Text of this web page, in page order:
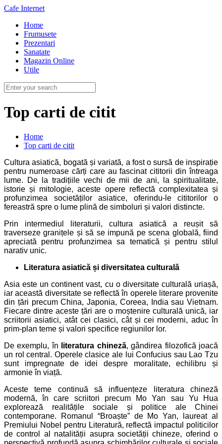
Cafe Internet
Home
Frumusete
Prezentari
Sanatate
Magazin Online
Utile
Top carti de citit
Home
Top carti de citit
Cultura asiatică, bogată și variată, a fost o sursă de inspirație
pentru numeroase cărți care au fascinat cititorii din întreaga
lume. De la tradițiile vechi de mii de ani, la spiritualitate,
istorie și mitologie, aceste opere reflectă complexitatea și
profunzimea societăților asiatice, oferindu-le cititorilor o
fereastră spre o lume plină de simboluri și valori distincte.
Prin intermediul literaturii, cultura asiatică a reușit să
traverseze granițele și să se impună pe scena globală, fiind
apreciată pentru profunzimea sa tematică și pentru stilul
narativ unic.
Literatura asiatică și diversitatea culturală
Asia este un continent vast, cu o diversitate culturală uriașă,
iar această diversitate se reflectă în operele literare provenite
din țări precum China, Japonia, Coreea, India sau Vietnam.
Fiecare dintre aceste țări are o moștenire culturală unică, iar
scriitorii asiatici, atât cei clasici, cât și cei moderni, aduc în
prim-plan teme și valori specifice regiunilor lor.
De exemplu, în
literatura chineză, gândirea filozofică joacă
un rol central. Operele clasice ale lui Confucius sau Lao Tzu
sunt impregnate de idei despre moralitate, echilibru și
armonie în viață.
Aceste teme continuă să influențeze literatura chineză
modernă, în care scriitori precum Mo Yan sau Yu Hua
explorează realitățile sociale și politice ale Chinei
contemporane. Romanul “Broaște” de Mo Yan, laureat al
Premiului Nobel pentru Literatură, reflectă impactul politicilor
de control al natalității asupra societății chineze, oferind o